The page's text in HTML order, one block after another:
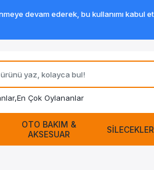
En Çok Oylananlar
OTO BAKIM &
AKSESUAR
SİLECEKLER
devam ederek, bu kullanımı kabul